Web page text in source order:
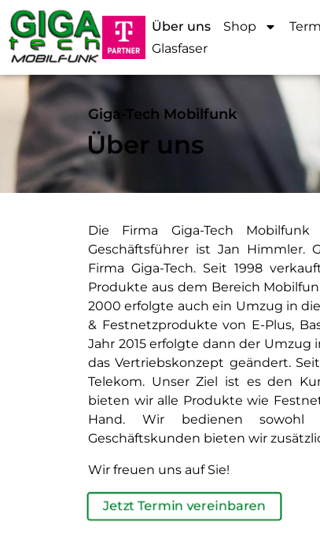
Über uns Shop
Glasfaser
Giga-Tech Mobilfunk
Über uns
Die Firma Giga-Tech
Geschäftsführer ist Jan Himmler.
Firma Giga-Tech. Seit 1998
Produkte aus dem Bereich
2000 erfolgte auch ein Umzug in
& Festnetzprodukte von E-Plus,
Jahr 2015 erfolgte dann der
das Vertriebskonzept geändert.
Telekom. Unser Ziel ist es den
bieten wir alle Produkte wie
Hand. Wir bedienen sowohl
Geschäftskunden bieten wir
Wir freuen uns auf Sie!
Jetzt Termin vereinbaren